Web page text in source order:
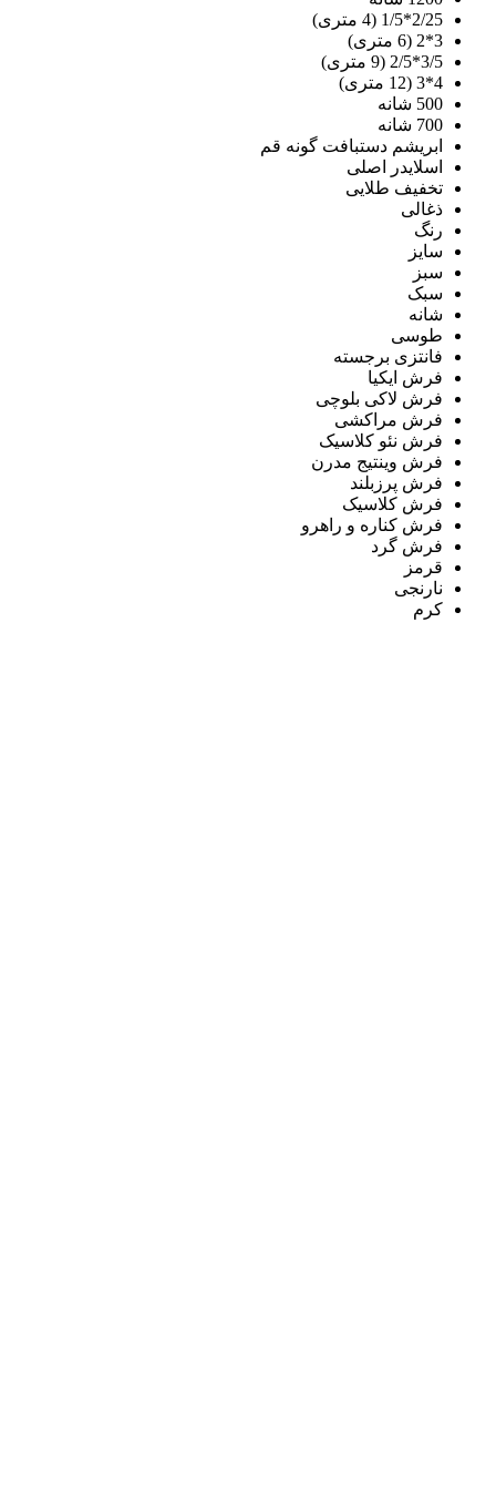
2/25*1/5 (4 متری)
3/5*2/5 (9 متری)
500 شانه
700 شانه
ابریشم دستبافت گونه قم
اسلایدر اصلی
تخفیف طلایی
ذغالی
رنگ
سایز
سبز
سبک
شانه
طوسی
فانتزی برجسته
فرش ایکیا
فرش لاکی بلوچی
فرش مراکشی
فرش نئو کلاسیک
فرش وینتیج مدرن
فرش پرزبلند
فرش کلاسیک
فرش کناره و راهرو
فرش گرد
قرمز
نارنجی
کرم